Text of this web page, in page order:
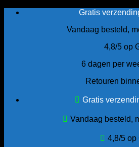
Gratis
Vandaag besteld,
4,8/5 op
6 dagen per
Retouren
Gratis
Vandaag besteld,
4,8/5 op